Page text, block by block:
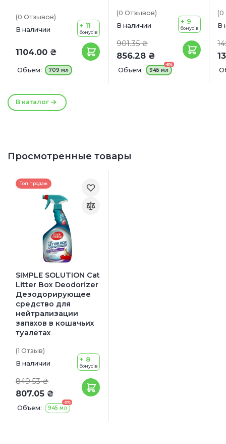
В каталог
(0 Отзывов)
В наличии
1104.00 ₴
+ 11
бонусів
Объем: 709 мл
(0 Отзывов)
В наличии
901.35 ₴
856.28 ₴
+ 9
бонусів
Объем:
-5%
945 мл
(0
В
Просмотренные товары
Топ продаж
SIMPLE SOLUTION Cat
Litter Box Deodorizer
Дезодорирующее
средство для
нейтрализации
запахов в кошачьих
туалетах
(1 Отзыв)
В наличии
849.53 ₴
807.05 ₴
+ 8
бонусів
Объем:
-5%
945 мл